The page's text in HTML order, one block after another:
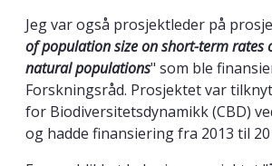
Jeg var også prosjektleder på
of population size on short-term rates
natural populations" som ble
Forskningsråd. Prosjektet var
for Biodiversitetsdynamikk (CBD)
og hadde finansiering fra 2013 til